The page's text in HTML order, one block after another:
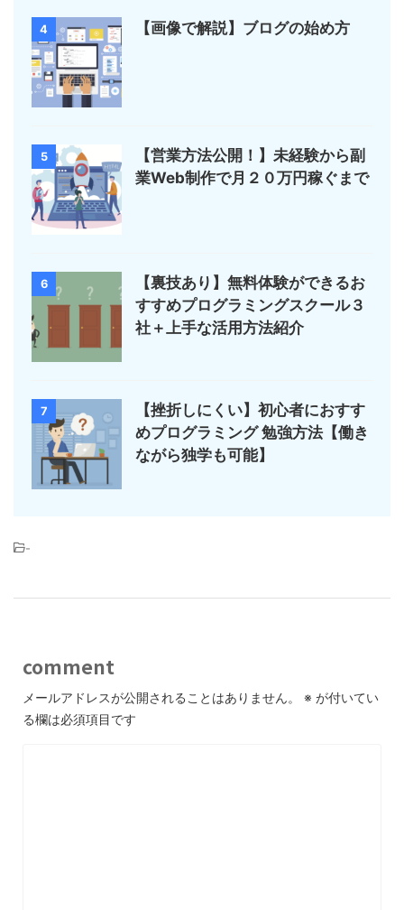
4 【画像で解説】ブログの始め方
5
【営業方法公開！】未経験から副
業Web制作で月２０万円稼ぐまで
6
【裏技あり】無料体験ができるお
すすめプログラミングスクール３
社＋上手な活用方法紹介
7
【挫折しにくい】初心者におすす
めプログラミング 勉強方法【働き
ながら独学も可能】
-
comment
メールアドレスが公開されることはありません。 ※ が付いてい
る欄は必須項目です